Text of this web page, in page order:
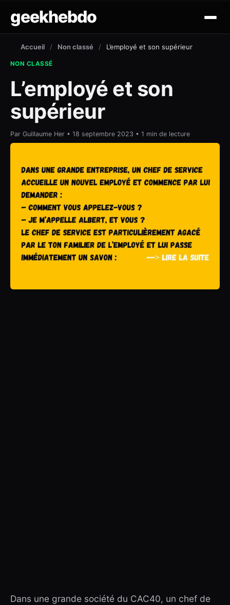
geekhebdo
actus
lifestyle
mobile
outil et tuto
contact
Accueil / Non classé / L’employé et son supérieur
NON CLASSÉ
L’employé et son
supérieur
Par Guillaume Her • 18 septembre 2023 • 1 min de lecture
Dans une grande société du CAC40, un chef de